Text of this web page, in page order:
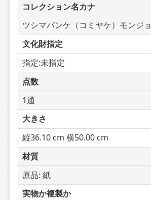
コレクション名カナ
ツシマバンケ（コミヤケ）モンジョ
文化財指定
指定:未指定
点数
1通
大きさ
縦36.10 cm 横50.00 cm
材質
原品: 紙
実物か複製か